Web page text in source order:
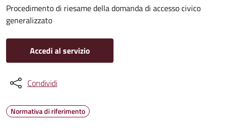
Procedimento di riesame della domanda di accesso civico
generalizzato
Accedi al servizio
Condividi
Normativa di riferimento